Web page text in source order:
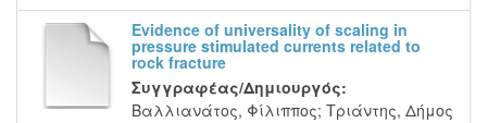
Evidence of universality of scaling in
pressure stimulated currents related to
rock fracture
Συγγραφέας/Δημιουργός:
Βαλλιανάτος, Φίλιππος; Τριάντης, Δήμος